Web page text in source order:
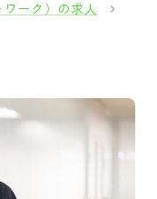
ーク）の求人